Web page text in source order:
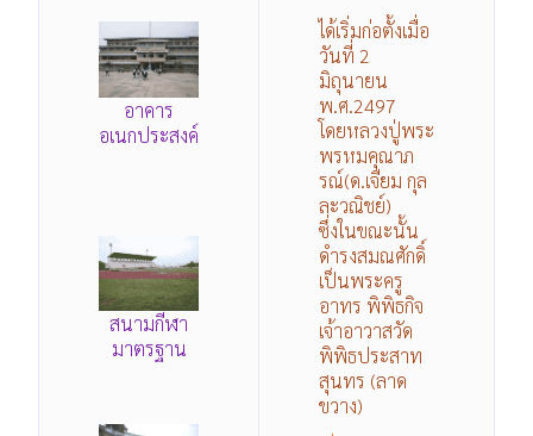
อาคาร
อเนกประสงค์
สนามกีฬา
มาตรฐาน
ได้เริ่มก่อตั้งเมื่อ
วันที่ 2
มิถุนายน
พ.ศ.2497
โดยหลวงปู่พระ
พรหมคุณาภ
รณ์(ด.เจียม กุล
ละวณิชย์)
ซึ่งในขณะนั้น
ดำรงสมณศักดิ์
เป็นพระครู
อาทร พิพิธกิจ
เจ้าอาวาสวัด
พิพิธประสาท
สุนทร (ลาด
ขวาง)